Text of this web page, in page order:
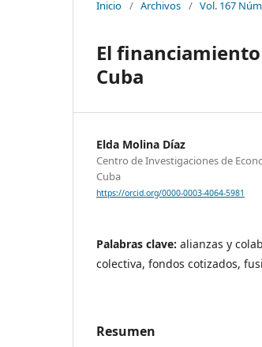
Inicio / Archivos / Vol. 167
El
Cuba
Elda Molina Díaz
Centro de Investigaciones de
Cuba
https://orcid.org/0000-0003-4064-5981
Palabras clave: alianzas y
colectiva, fondos cotizados,
Resumen